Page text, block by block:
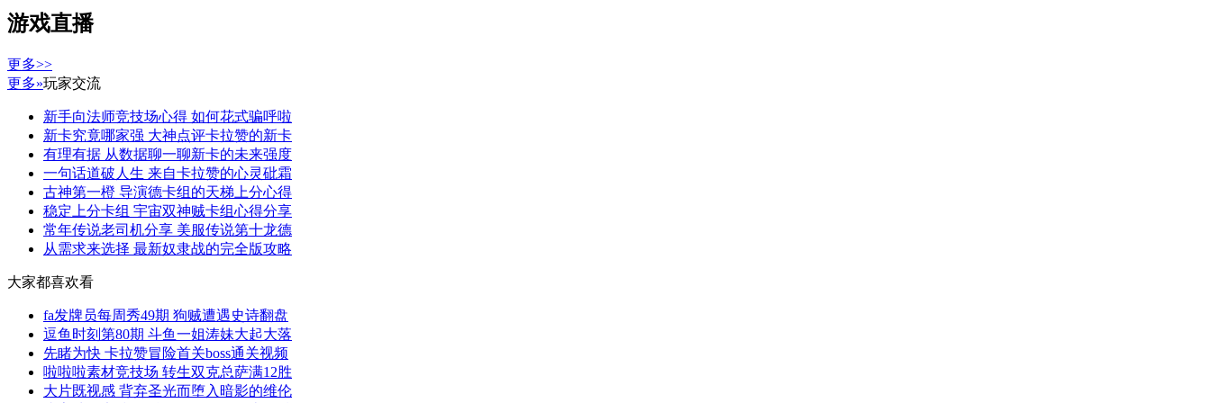
游戏直播
更多>>
更多»玩家交流
新手向法师竞技场心得 如何花式骗呼啦
新卡究竟哪家强 大神点评卡拉赞的新卡
有理有据 从数据聊一聊新卡的未来强度
一句话道破人生 来自卡拉赞的心灵砒霜
古神第一橙 导演德卡组的天梯上分心得
稳定上分卡组 宇宙双神贼卡组心得分享
常年传说老司机分享 美服传说第十龙德
从需求来选择 最新奴隶战的完全版攻略
大家都喜欢看
fa发牌员每周秀49期 狗贼遭遇史诗翻盘
逗鱼时刻第80期 斗鱼一姐涛妹大起大落
先睹为快 卡拉赞冒险首关boss通关视频
啦啦啦素材竞技场 转生双克总萨满12胜
大片既视感 背弃圣光而堕入暗影的维伦